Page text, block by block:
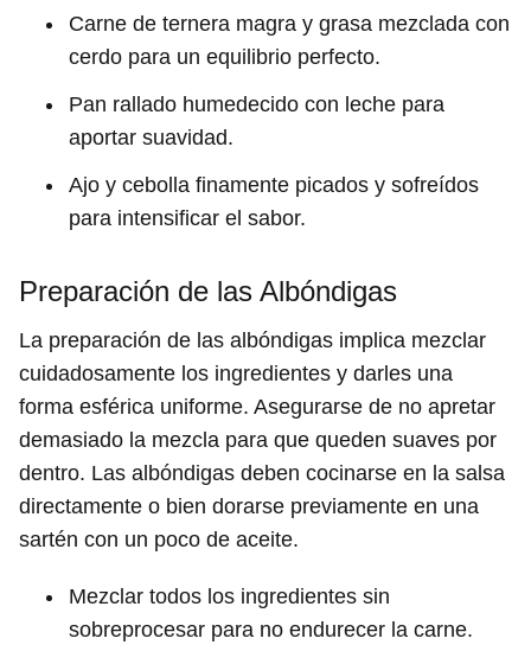
Carne de ternera magra y grasa mezclada con
cerdo para un equilibrio perfecto.
Pan rallado humedecido con leche para
aportar suavidad.
Ajo y cebolla finamente picados y sofreídos
para intensificar el sabor.
Preparación de las Albóndigas
La preparación de las albóndigas implica mezclar
cuidadosamente los ingredientes y darles una
forma esférica uniforme. Asegurarse de no apretar
demasiado la mezcla para que queden suaves por
dentro. Las albóndigas deben cocinarse en la salsa
directamente o bien dorarse previamente en una
sartén con un poco de aceite.
Mezclar todos los ingredientes sin
sobreprocesar para no endurecer la carne.